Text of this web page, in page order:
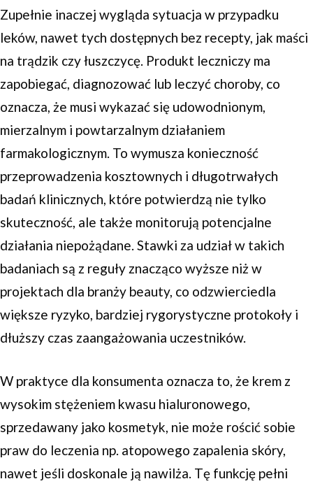
Zupełnie inaczej wygląda sytuacja w przypadku
leków, nawet tych dostępnych bez recepty, jak maści
na trądzik czy łuszczycę. Produkt leczniczy ma
zapobiegać, diagnozować lub leczyć choroby, co
oznacza, że musi wykazać się udowodnionym,
mierzalnym i powtarzalnym działaniem
farmakologicznym. To wymusza konieczność
przeprowadzenia kosztownych i długotrwałych
badań klinicznych, które potwierdzą nie tylko
skuteczność, ale także monitorują potencjalne
działania niepożądane. Stawki za udział w takich
badaniach są z reguły znacząco wyższe niż w
projektach dla branży beauty, co odzwierciedla
większe ryzyko, bardziej rygorystyczne protokoły i
dłuższy czas zaangażowania uczestników.
W praktyce dla konsumenta oznacza to, że krem z
wysokim stężeniem kwasu hialuronowego,
sprzedawany jako kosmetyk, nie może rościć sobie
praw do leczenia np. atopowego zapalenia skóry,
nawet jeśli doskonale ją nawilża. Tę funkcję pełni